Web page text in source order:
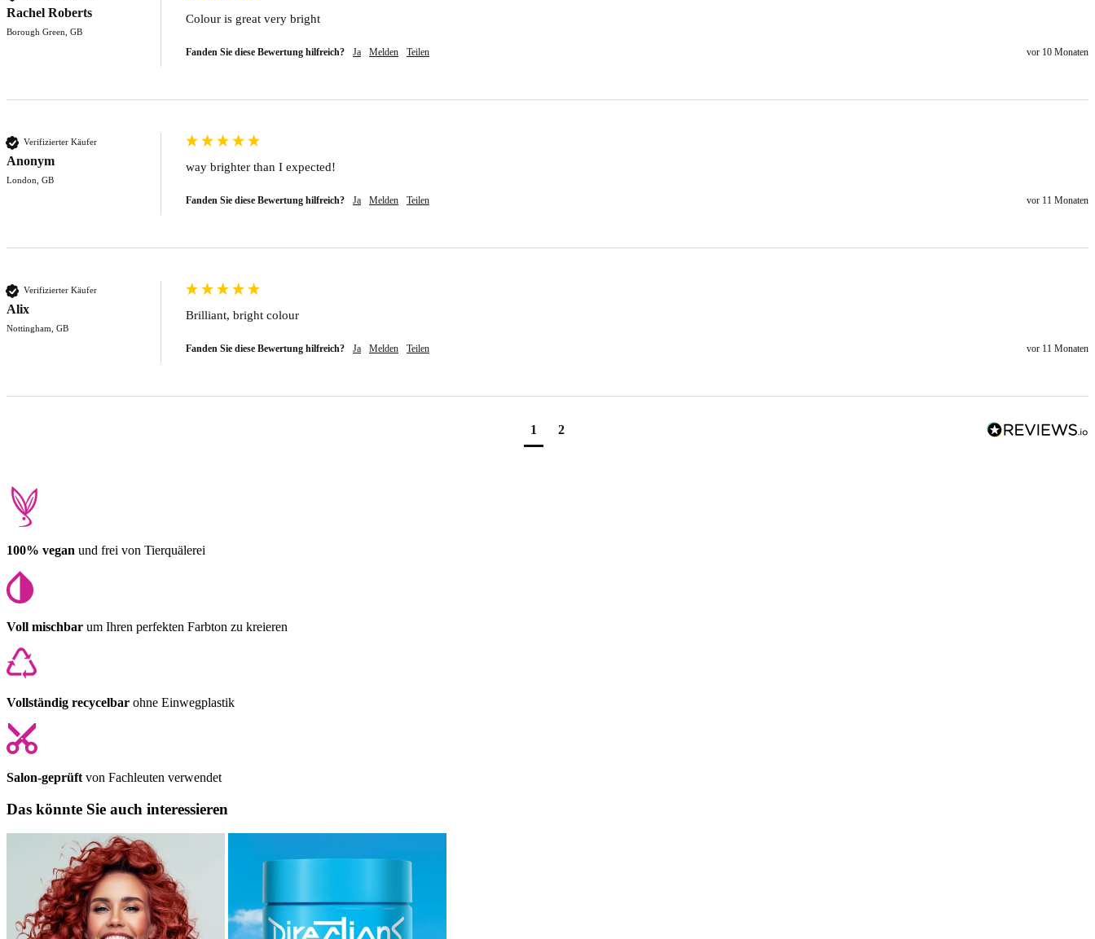
Rachel Roberts
Borough Green, GB
Colour is great very bright
Fanden Sie diese Bewertung hilfreich? Ja Melden Teilen vor 10 Monaten
Verifizierter Käufer
Anonym
London, GB
way brighter than I expected!
Fanden Sie diese Bewertung hilfreich? Ja Melden Teilen vor 11 Monaten
Verifizierter Käufer
Alix
Nottingham, GB
Brilliant, bright colour
Fanden Sie diese Bewertung hilfreich? Ja Melden Teilen vor 11 Monaten
1 2
100% vegan und frei von Tierquälerei
Voll mischbar um Ihren perfekten Farbton zu kreieren
Vollständig recycelbar ohne Einwegplastik
Salon-geprüft von Fachleuten verwendet
Das könnte Sie auch interessieren